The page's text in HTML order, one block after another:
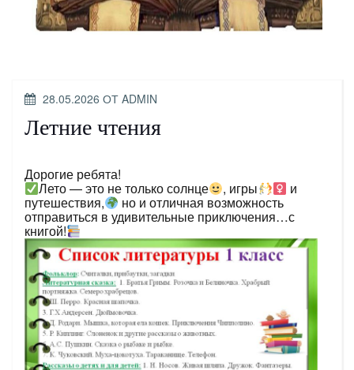
ОПУБЛИКОВАНО
28.05.2026 ОТ ADMIN
Летние чтения
Дорогие ребята!
Лето — это не только солнце , игры и
путешествия, но и отличная возможность
отправиться в удивительные приключения…с
книгой!